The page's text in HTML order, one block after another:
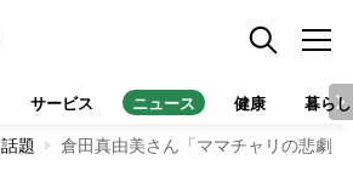
サービス ニュース 健康 暮らし
話題 倉田真由美さん「ママチャリの悲劇